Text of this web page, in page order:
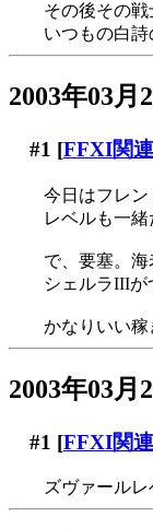
その後その戦
いつもの白
2003年03月
#1 [FFXI関連
今日はフレ
レベルも一
で、要塞。
シェルラIIIが
かなりいい稼
2003年03月
#1 [FFXI関連
ズヴァール